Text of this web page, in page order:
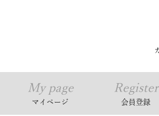
My page
マイページ
Register
会員登録